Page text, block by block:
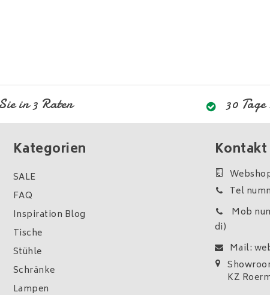
in 3 Raten 30
Kategorien
SALE
FAQ
Inspiration Blog
Tische
Stühle
Schränke
Lampen
Kontakt
Tel
Mob
di)
Mail:
KZ